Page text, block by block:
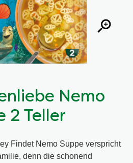
Nemo
2 Teller
Findet Nemo Suppe verspricht
denn die schonend